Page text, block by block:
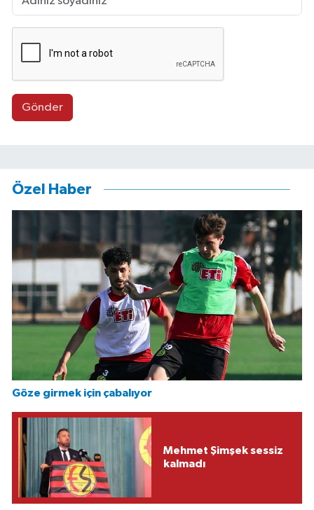
Gönder
Özel Haber
Göze girmek için çabalıyor
Mehmet Şimşek sessiz
kalmadı